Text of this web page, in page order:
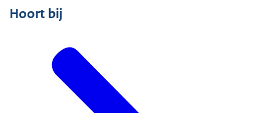
Hoort bij